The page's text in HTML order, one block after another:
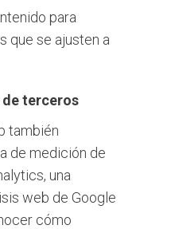
para
que se ajusten a
terceros
también
de medición de
una
web de Google
cómo